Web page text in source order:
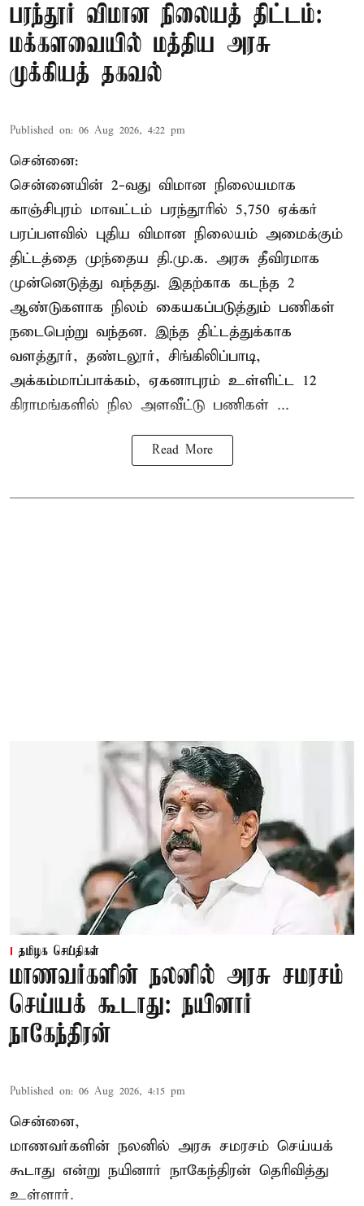
பரந்தூர் விமான நிலையத் திட்டம்:
மக்களவையில் மத்திய அரசு
முக்கியத் தகவல்
Published on: 06 Aug 2026, 4:22 pm
சென்னை:
சென்னையின் 2-வது விமான நிலையமாக
காஞ்சிபுரம் மாவட்டம் பரந்தூரில் 5,750 ஏக்கர்
பரப்பளவில் புதிய விமான நிலையம் அமைக்கும்
திட்டத்தை முந்தைய தி.மு.க. அரசு தீவிரமாக
முன்னெடுத்து வந்தது. இதற்காக கடந்த 2
ஆண்டுகளாக நிலம் கையகப்படுத்தும் பணிகள்
நடைபெற்று வந்தன. இந்த திட்டத்துக்காக
வளத்தூர், தண்டலூர், சிங்கிலிப்பாடி,
அக்கம்மாப்பாக்கம், ஏகனாபுரம் உள்ளிட்ட 12
கிராமங்களில் நில அளவீட்டு பணிகள் ...
Read More
தமிழக செய்திகள்
மாணவர்களின் நலனில் அரசு சமரசம்
செய்யக் கூடாது: நயினார்
நாகேந்திரன்
Published on: 06 Aug 2026, 4:15 pm
சென்னை,
மாணவர்களின் நலனில் அரசு சமரசம் செய்யக்
கூடாது என்று நயினார் நாகேந்திரன் தெரிவித்து
உள்ளார்.